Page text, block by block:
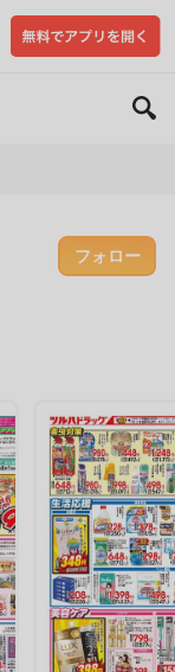
フォロー